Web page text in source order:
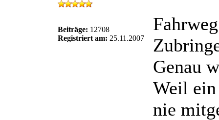
Beiträge: 12708
Registriert am: 25.11.2007
Genau
Weil
nie